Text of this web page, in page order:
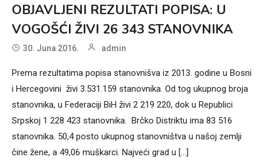
OBJAVLJENI REZULTATI POPISA: U
VOGOŠĆI ŽIVI 26 343 STANOVNIKA
30. Juna 2016. admin
Prema rezultatima popisa stanovnišva iz 2013. godine u Bosni
i Hercegovini živi 3.531.159 stanovnika. Od tog ukupnog broja
stanovnika, u Federaciji BiH živi 2 219 220, dok u Republici
Srpskoj 1 228 423 stanovnika. Brčko Distriktu ima 83 516
stanovnika. 50,4 posto ukupnog stanovništva u našoj zemlji
čine žene, a 49,06 muškarci. Najveći grad u [...]